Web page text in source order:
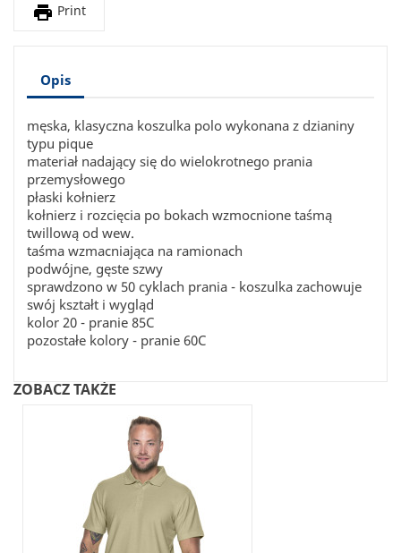
 Print
Opis
męska, klasyczna koszulka polo wykonana z dzianiny
typu pique
materiał nadający się do wielokrotnego prania
przemysłowego
płaski kołnierz
kołnierz i rozcięcia po bokach wzmocnione taśmą
twillową od wew.
taśma wzmacniająca na ramionach
podwójne, gęste szwy
sprawdzono w 50 cyklach prania - koszulka zachowuje
swój kształt i wygląd
kolor 20 - pranie 85C
pozostałe kolory - pranie 60C
ZOBACZ TAKŻE